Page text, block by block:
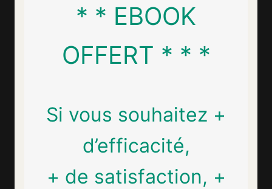
* * EBOOK
OFFERT * * *
Si vous souhaitez +
d’efficacité,
+ de satisfaction, +